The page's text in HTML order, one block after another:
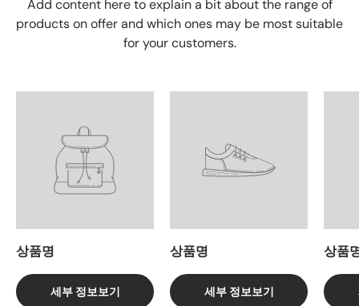
Add content here to explain a bit about the range of
products on offer and which ones may be most suitable
for your customers.
상품명
세부 정보보기
상품명
세부 정보보기
상품